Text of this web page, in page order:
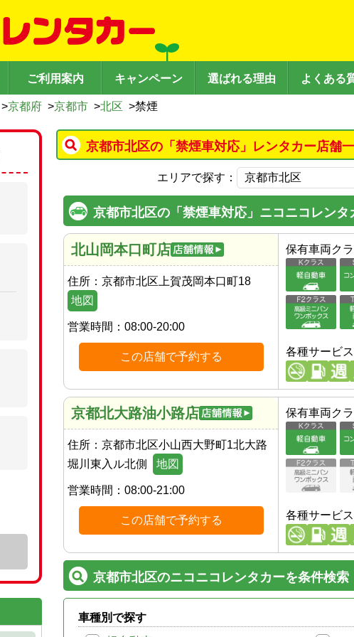
ご利用案内 キャンペーン 選ばれる理由 よくある
>京都府 >京都市 >北区 >禁煙
京都市北区の「禁煙車対応」レンタカー店舗
エリアで探す：
京都市北区の「禁煙車対応」ニコニコレンタ
北山岡本口町店
住所： 京都市北区上賀茂岡本口町18
地図
営業時間： 08:00-20:00
この店舗で予約する
保有車両ク
各種サービス
京都北大路油小路店
住所： 京都市北区小山西大野町1北大路
堀川東入ル北側
地図
営業時間： 08:00-21:00
この店舗で予約する
保有車両ク
各種サービス
京都市北区のニコニコレンタカーを条件検索
車種別で探す